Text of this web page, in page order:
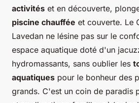
activités et en découverte,
piscine chauffée et couverte. Le
Lavedan ne lésine pas sur le
espace aquatique doté d'un
hydromassants, sans oublier les
aquatiques pour le bonheur des
grands. C'est un coin de paradis